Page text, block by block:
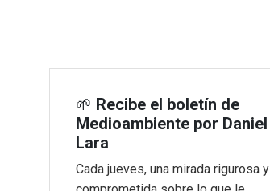
🌱 Recibe el boletín de
Medioambiente por Daniel
Lara
Cada jueves, una mirada rigurosa y